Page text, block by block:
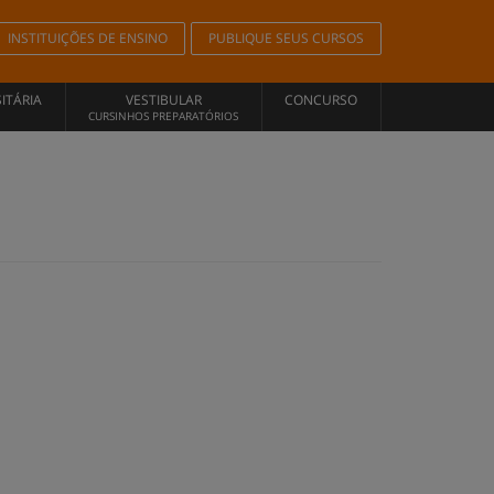
INSTITUIÇÕES DE ENSINO PUBLIQUE SEUS CURSOS
VESTIBULAR
CURSINHOS PREPARATÓRIOS
CONCURSO